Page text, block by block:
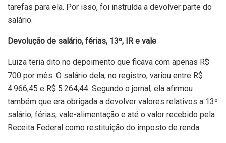
tarefas para ela. Por isso, foi instruída a devolver parte do
salário.
Devolução de salário, férias, 13º, IR e vale
Luiza teria dito no depoimento que ficava com apenas R$
700 por mês. O salário dela, no registro, variou entre R$
4.966,45 e R$ 5.264,44. Segundo o jornal, ela afirmou
também que era obrigada a devolver valores relativos a 13º
salário, férias, vale-alimentação e até o valor recebido pela
Receita Federal como restituição do imposto de renda.